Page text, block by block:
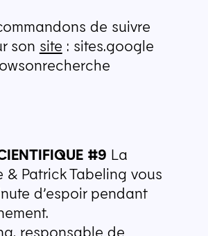
de suivre
son site : sites​.google​
#9 La
& Patrick Tabeling vous
d’espoir pendant
responsable de